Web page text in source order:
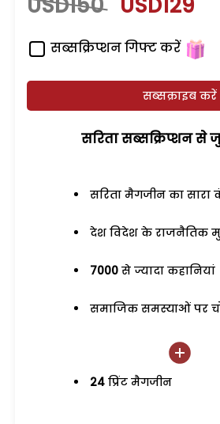
USD150 USD129
सब्सक्रिप्शन गिफ्ट करें
सब्सक्राइब करें
सरिता सब्सक्रिप्शन से
सरिता मैगजीन का सारा
देश विदेश के राजनैतिक
7000 से ज्यादा कहानियां
समाजिक समस्याओं पर
24 प्रिंट मैगजीन